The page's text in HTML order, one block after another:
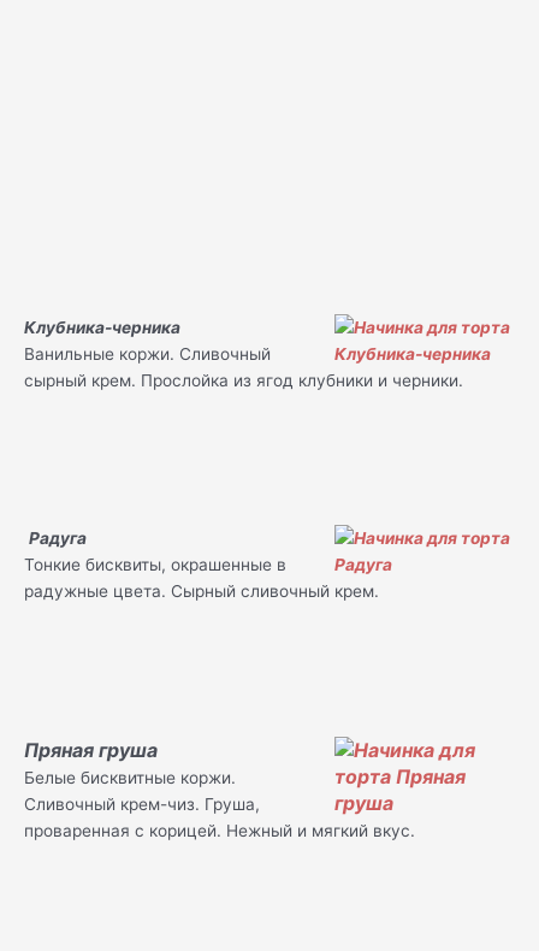
Клубника-черника
Ванильные коржи. Сливочный
сырный крем. Прослойка из ягод клубники и черники.
Радуга
Тонкие бисквиты, окрашенные в
радужные цвета. Сырный сливочный крем.
Пряная груша
Белые бисквитные коржи.
Сливочный крем-чиз. Груша,
проваренная с корицей. Нежный и мягкий вкус.